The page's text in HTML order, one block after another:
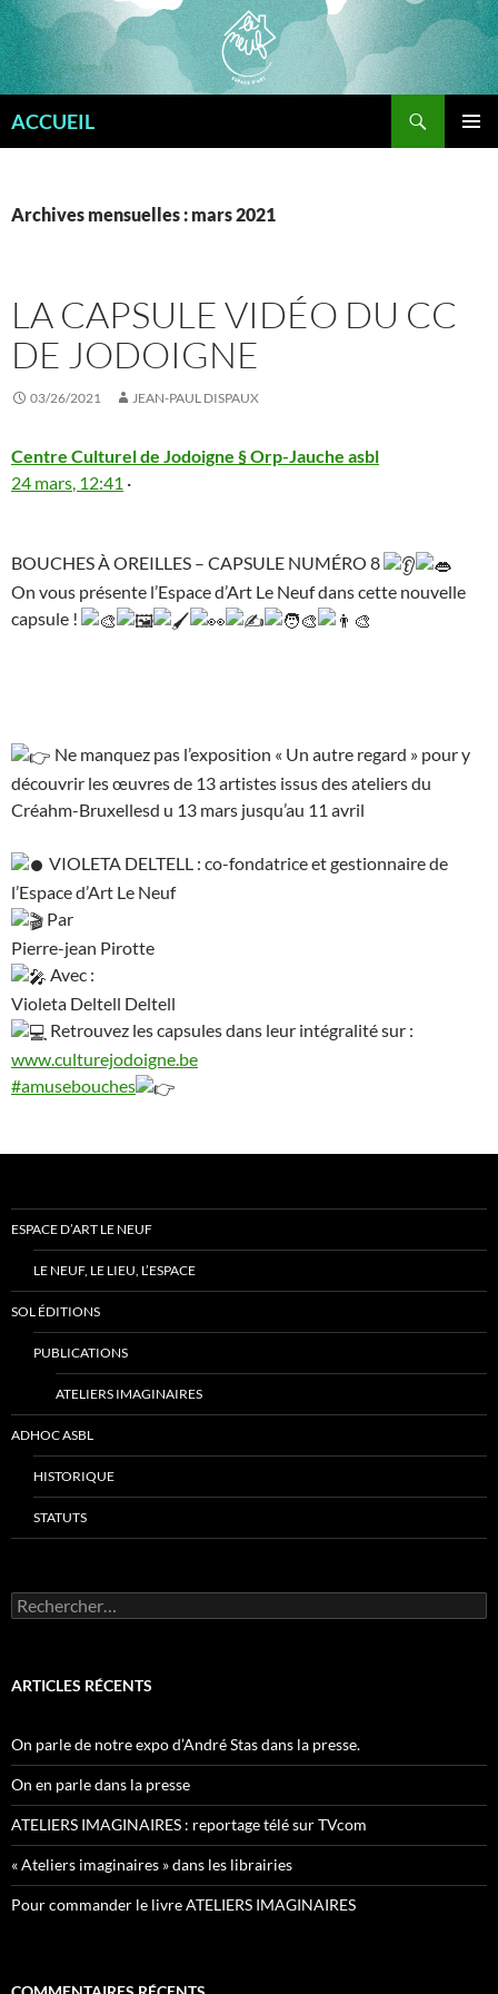
Aller
au
contenu
ACCUEIL
Archives mensuelles : mars 2021
LA CAPSULE VIDÉO DU CC
DE JODOIGNE
03/26/2021 JEAN-PAUL DISPAUX
Centre Culturel de Jodoigne § Orp-Jauche asbl
24
lc
m
r
n
a
c
t
S
p
r
m
s
n
s
a
o
r
o
n
e
d
d
,
m
1
e
2:
h
ila
41 ·
BOUCHES À OREILLES – CAPSULE NUMÉRO 8
On vous présente l’Espace d’Art Le Neuf dans cette nouvelle
capsule !
Ne manquez pas l’exposition « Un autre regard » pour y
découvrir les œuvres de 13 artistes issus des ateliers du
Créahm-Bruxellesd u 13 mars jusqu’au 11 avril
VIOLETA DELTELL : co-fondatrice et gestionnaire de
l’Espace d’Art Le Neuf
Par
Pierre-jean Pirotte
Avec :
Violeta Deltell Deltell
Retrouvez les capsules dans leur intégralité sur :
www.culturejodoigne.be
#amusebouches
ESPACE D’ART LE NEUF
LE NEUF, LE LIEU, L’ESPACE
SOL ÉDITIONS
PUBLICATIONS
ATELIERS IMAGINAIRES
ADHOC ASBL
HISTORIQUE
STATUTS
Rechercher :
ARTICLES RÉCENTS
On parle de notre expo d’André Stas dans la presse.
On en parle dans la presse
ATELIERS IMAGINAIRES : reportage télé sur TVcom
« Ateliers imaginaires » dans les librairies
Pour commander le livre ATELIERS IMAGINAIRES